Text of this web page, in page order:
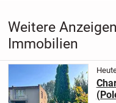
Weitere
Immobilien